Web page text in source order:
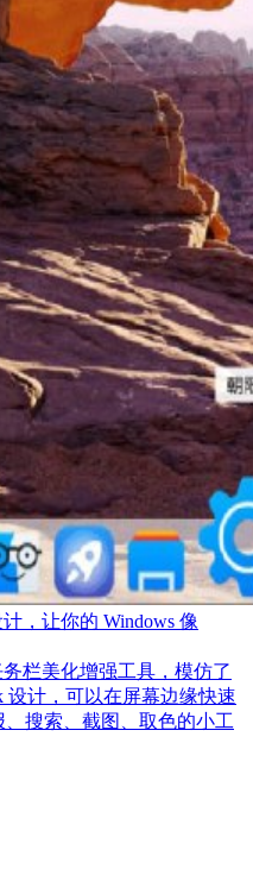
，让你的 Windows 像
栏美化增强工具，模仿了
设计，可以在屏幕边缘快速
搜索、截图、取色的小工